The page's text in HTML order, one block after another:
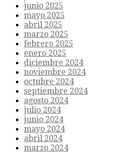
junio 2025
mayo 2025
abril 2025
marzo 2025
febrero 2025
enero 2025
diciembre 2024
noviembre 2024
octubre 2024
septiembre 2024
agosto 2024
julio 2024
junio 2024
mayo 2024
abril 2024
marzo 2024